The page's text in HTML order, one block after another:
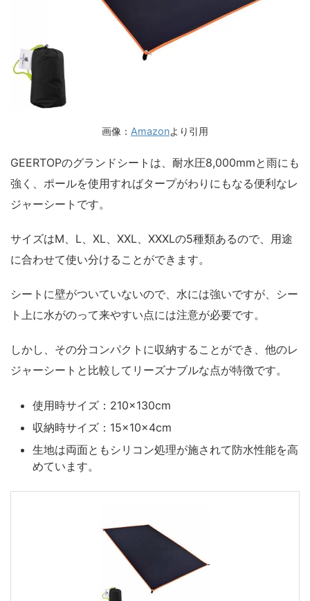
画像： Amazonより引用
GEERTOPのグランドシートは、耐水圧8,000mmと雨にも
強く、ポールを使用すればタープがわりにもなる便利なレ
ジャーシートです。
サイズはM、L、XL、XXL、XXXLの5種類あるので、用途
に合わせて使い分けることができます。
シートに壁がついていないので、水には強いですが、シー
ト上に水がのって来やすい点には注意が必要です。
しかし、その分コンパクトに収納することができ、他のレ
ジャーシートと比較してリーズナブルな点が特徴です。
使用時サイズ：210×130cm
収納時サイズ：15×10×4cm
生地は両面ともシリコン処理が施されて防水性能を高
めています。